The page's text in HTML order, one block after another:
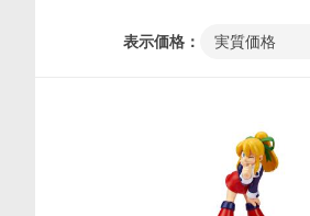
表示価格： 実質価格